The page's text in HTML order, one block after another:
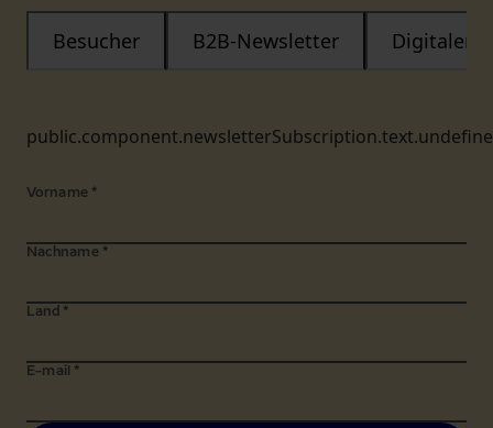
Besucher B2B-Newsletter Digitaler
Vorname *
Nachname *
Land *
E-mail *